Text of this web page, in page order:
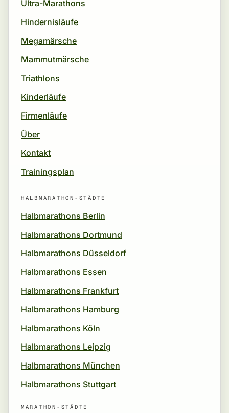
Ultra-Marathons
Hindernisläufe
Megamärsche
Mammutmärsche
Triathlons
Kinderläufe
Firmenläufe
Über
Kontakt
Trainingsplan
HALBMARATHON-STÄDTE
Halbmarathons Berlin
Halbmarathons Dortmund
Halbmarathons Düsseldorf
Halbmarathons Essen
Halbmarathons Frankfurt
Halbmarathons Hamburg
Halbmarathons Köln
Halbmarathons Leipzig
Halbmarathons München
Halbmarathons Stuttgart
MARATHON-STÄDTE